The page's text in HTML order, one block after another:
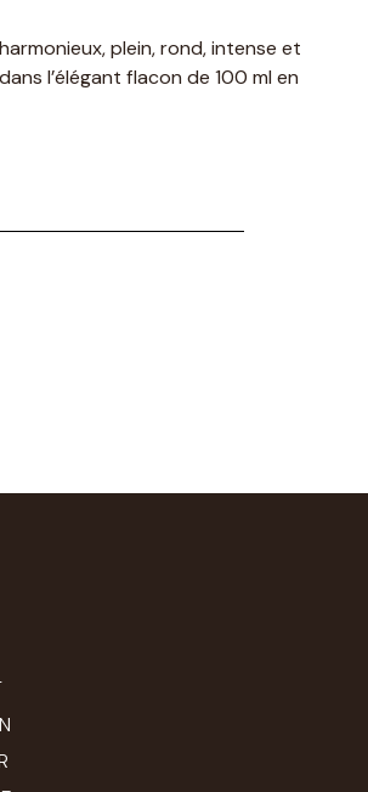
plein, rond, intense et
l’élégant flacon de 100 ml en